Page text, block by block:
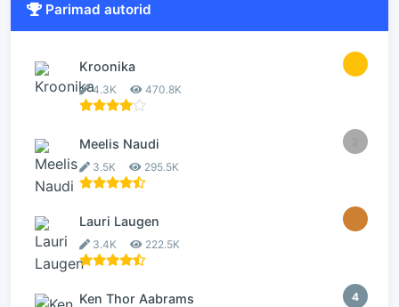
Parimad autorid
Kroonika
4.3K 470.8K
Meelis Naudi
3.5K 295.5K
Lauri Laugen
3.4K 222.5K
4
Ken Thor Aabrams